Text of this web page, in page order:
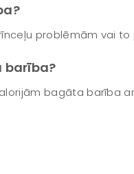
problēmām vai to
barība?
bagāta barība